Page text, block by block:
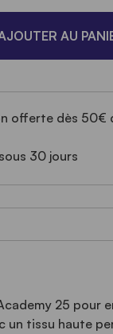
AU
offerte dès 50€
30 jours
25 pour
un tissu haute